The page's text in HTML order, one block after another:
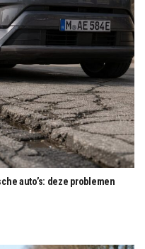
auto’s: deze problemen